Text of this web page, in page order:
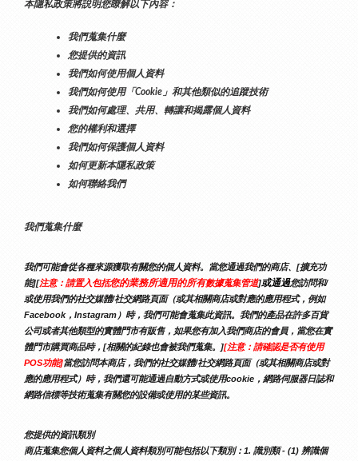
本隱私政策將説明您瞭解以下內容：
我們蒐集什麼
您提供的資訊
我們如何使用個人資料
我們如何使用「Cookie」和其他類似的追蹤技術
我們如何處理、共用、轉讓和揭露個人資料
您的權利和選擇
我們如何保護個人資料
如何更新本隱私政策
如何聯絡我們
我們蒐集什麼
我們可能會從各種來源獲取有關您的個人資料。當您通過我們的商店、[擴充功
能][注意：請置入包括您的業務所適用的所有數據蒐集管道]或通過您訪問和/
或使用我們的社交媒體/社交網路頁面（或其相關商店或對應的應用程式，例如
Facebook，Instagram）時，我們可能會蒐集此資訊。我們的產品在許多百貨
公司或者其他類型的實體門市有販售，如果您有加入我們商店的會員，當您在實
體門市購買商品時，[相關的紀錄也會被我們蒐集。][注意：請確認是否有使用
POS功能]當您訪問本商店，我們的社交媒體/社交網路頁面（或其相關商店或對
應的應用程式）時，我們還可能通過自動方式或使用cookie，網路伺服器日誌和
網路信標等技術蒐集有關您的設備或使用的某些資訊。
您提供的資訊類別
商店蒐集您個人資料之個人資料類別可能包括以下類別：1. 識別類 - (1) 辨識個